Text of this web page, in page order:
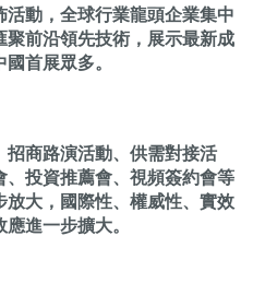
動，全球行業龍頭企業集中
前沿領先技術，展示最新成
首展眾多。
商路演活動、供需對接活
投資推薦會、視頻簽約會等
大，國際性、權威性、實效
進一步擴大。